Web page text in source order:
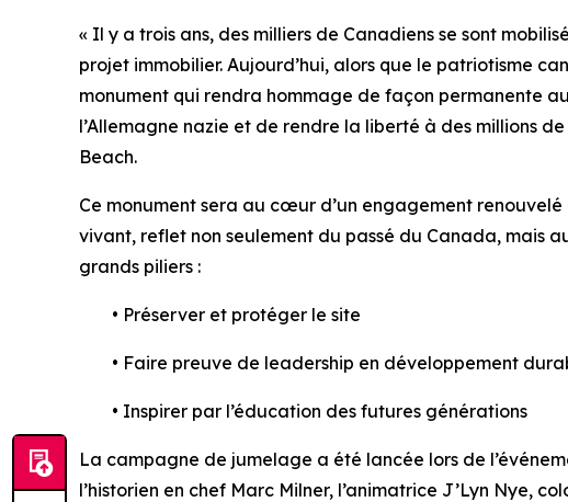
« Il y a trois ans, des milliers de Canadiens se sont
projet immobilier. Aujourd’hui, alors que le patriotisme
monument qui rendra hommage de façon permanente
l’Allemagne nazie et de rendre la liberté à des millions
Beach.
Ce monument sera au cœur d’un engagement
vivant, reflet non seulement du passé du Canada, mais
grands piliers :
• Préserver et protéger le site
• Faire preuve de leadership en développement
• Inspirer par l’éducation des futures générations
La campagne de jumelage a été lancée lors de
l’historien en chef Marc Milner, l’animatrice J’Lyn Nye,